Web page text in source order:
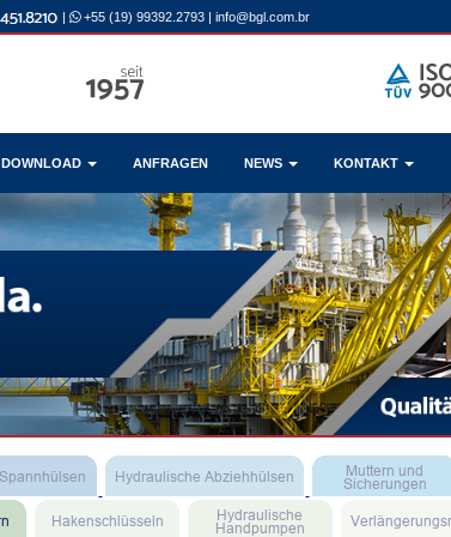
| +55 (19) 99392.2793 | info@bgl.com.br
DOWNLOAD ANFRAGEN NEWS KONTAKT